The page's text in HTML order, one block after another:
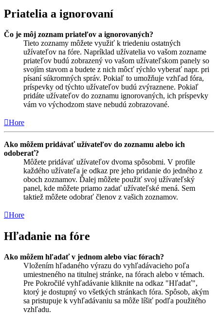
Priatelia a ignorovaní
Čo je môj zoznam priateľov a ignorovaných?
Tieto zoznamy môžete využiť k triedeniu ostatných
užívateľov na fóre. Napríklad užívatelia vo vašom zozname
priateľov budú zobrazený vo vašom užívateľskom panely so
svojím stavom a budete z nich môcť rýchlo vyberať napr. pri
písaní súkromných správ. Pokiaľ to umožňuje vzhľad fóra,
príspevky od týchto užívateľov budú zvýraznene. Pokiaľ
pridáte užívateľov do zoznamu ignorovaných, ich príspevky
vám vo východzom stave nebudú zobrazované.
Hore
Ako môžem pridávať užívateľov do zoznamu alebo ich
odoberať?
Môžete pridávať užívateľov dvoma spôsobmi. V profile
každého užívateľa je odkaz pre jeho pridanie do jedného z
oboch zoznamov. Ďalej môžete použiť svoj užívateľský
panel, kde môžete priamo zadať užívateľské mená. Sem
taktiež môžete odobrať členov z vašich zoznamov.
Hore
Hľadanie na fóre
Ako môžem hľadať v jednom alebo viac fórach?
Vložením hľadaného výrazu do vyhľadávacieho poľa
umiestneného na titulnej stránke, na fórach alebo v témach.
Pre Pokročilé vyhľadávanie kliknite na odkaz "Hľadať",
ktorý je dostupný vo všetkých stránkach fóra. Spôsob, akým
sa pristupuje k vyhľadávaniu sa môže líšiť podľa použitého
vzhľadu.